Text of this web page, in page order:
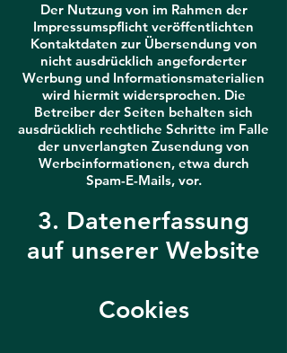
Der Nutzung von im Rahmen der
Impressumspflicht veröffentlichten
Kontaktdaten zur Übersendung von
nicht ausdrücklich angeforderter
Werbung und Informationsmaterialien
wird hiermit widersprochen. Die
Betreiber der Seiten behalten sich
ausdrücklich rechtliche Schritte im Falle
der unverlangten Zusendung von
Werbeinformationen, etwa durch
Spam-E-Mails, vor.
3. Datenerfassung
auf unserer Website
Cookies